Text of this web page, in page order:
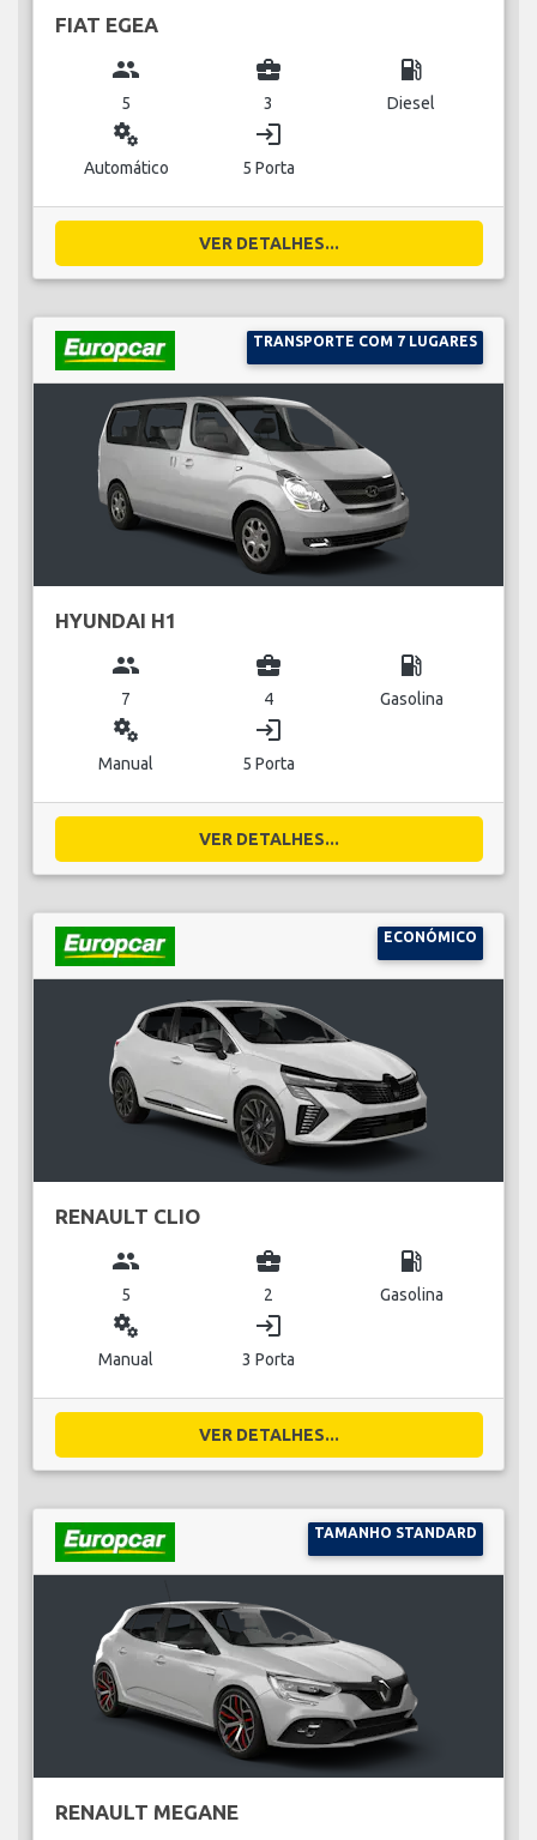
FIAT EGEA
group
5
business_center
3
local_gas_station
Diesel
miscellaneous_services
Automático
login
5 Porta
VER DETALHES...
TRANSPORTE COM 7 LUGARES
HYUNDAI H1
group
7
business_center
4
local_gas_station
Gasolina
miscellaneous_services
Manual
login
5 Porta
VER DETALHES...
ECONÓMICO
RENAULT CLIO
group
5
business_center
2
local_gas_station
Gasolina
miscellaneous_services
Manual
login
3 Porta
VER DETALHES...
TAMANHO STANDARD
RENAULT MEGANE